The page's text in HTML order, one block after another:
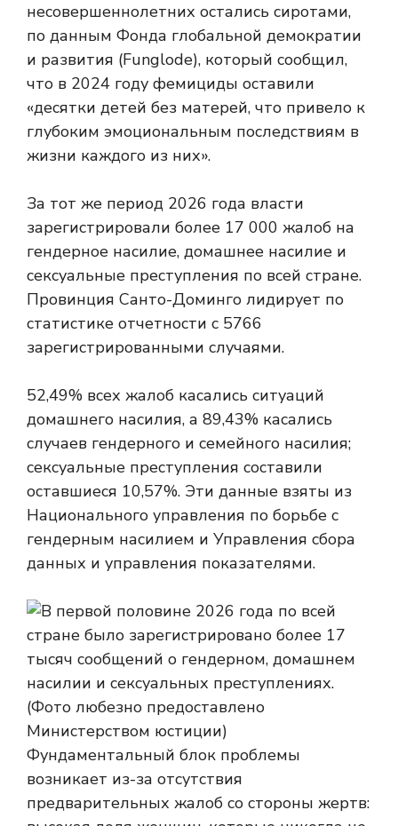
несовершеннолетних остались сиротами,
по данным Фонда глобальной демократии
и развития (Funglode), который сообщил,
что в 2024 году фемициды оставили
«десятки детей без матерей, что привело к
глубоким эмоциональным последствиям в
жизни каждого из них».
За тот же период 2026 года власти
зарегистрировали более 17 000 жалоб на
гендерное насилие, домашнее насилие и
сексуальные преступления по всей стране.
Провинция Санто-Доминго лидирует по
статистике отчетности с 5766
зарегистрированными случаями.
52,49% всех жалоб касались ситуаций
домашнего насилия, а 89,43% касались
случаев гендерного и семейного насилия;
сексуальные преступления составили
оставшиеся 10,57%. Эти данные взяты из
Национального управления по борьбе с
гендерным насилием и Управления сбора
данных и управления показателями.
Фундаментальный блок проблемы
возникает из-за отсутствия
предварительных жалоб со стороны жертв: